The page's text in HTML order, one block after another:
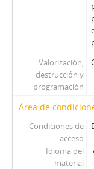
Valorización,
destrucción y
programación
Área de
Condiciones de
acceso
Idioma del
material